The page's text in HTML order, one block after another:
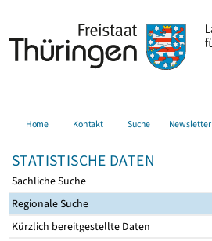
Home Kontakt Suche Newsletter
STATISTISCHE DATEN
Sachliche Suche
Regionale Suche
Kürzlich bereitgestellte Daten